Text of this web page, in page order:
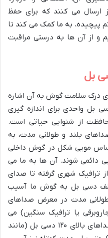
می کنند که برای حفظ
به ما کمک می کند تا
و از آن ها به درستی مراقبت
بل
درک سلامت گوش به آن اشاره
بل واحدی برای اندازه گیری
از شنوایی حیاتی است.
بلند و طولانی مدت، به
مویی شکل در گوش داخلی
دائمی شوند. آن ها به ما می
ترافیک شهری گرفته تا صدای
دسی بل به گوش ما آسیب
طولانی مدت در معرض صداهای
جاروبرقی یا ترافیک سنگین) می
تواند خطرناک باشد، در حالی که صداهای بالای ۱۲۰ دسی بل (مانند